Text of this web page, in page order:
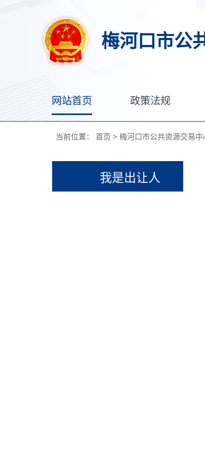
梅河口市公
网站首页 政策法规
当前位置： 首页 > 梅河口市公共资源交易中
我是出让人